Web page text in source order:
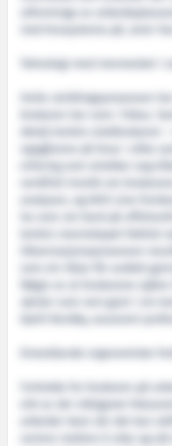
utforminga av
Teknologi med mennesket i
Heile utviklingsprosessen
detalj korleis sluttbrukaren
oppgåvene på brua i ulike
verdifull innsikt om
analysen, og AHO sine
ha vore om bord på
korleis mannskapet faktisk
som ein ikkje får avdekt
følgje av at brukarane
Eineståande ergonomiske
Forholda for brukaren på
eitt av dei viktigaste
arbeider best når det kan